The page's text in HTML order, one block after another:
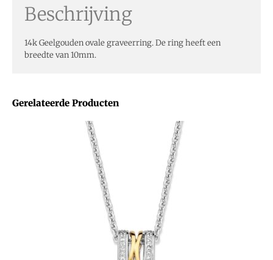
Gerelateerde Producten
Beschrijving
14k Geelgouden ovale graveerring. De ring heeft een
breedte van 10mm.